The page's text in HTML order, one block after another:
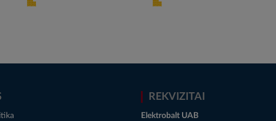
REKVIZITAI
Elektrobalt UAB